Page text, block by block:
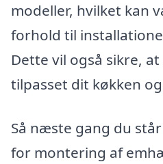
modeller, hvilket kan
forhold til
Dette vil også sikre,
tilpasset dit køkken
Så næste gang du
for montering af